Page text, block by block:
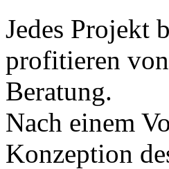
Jedes Projekt
profitieren
Beratung.
Nach einem
Konzeption